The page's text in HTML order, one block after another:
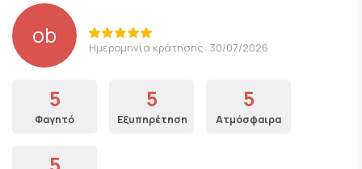
ob Ημερομηνία κράτησης: 30/07/2026
5
Φαγητό
5
Εξυπηρέτηση
5
Ατμόσφαιρα